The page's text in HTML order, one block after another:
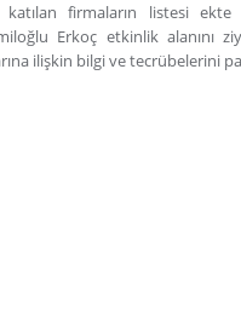
katılan firmaların listesi
Erkoç etkinlik alanını
ilişkin bilgi ve tecrübelerini